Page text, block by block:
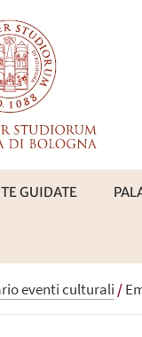
GUIDATE
eventi culturali /